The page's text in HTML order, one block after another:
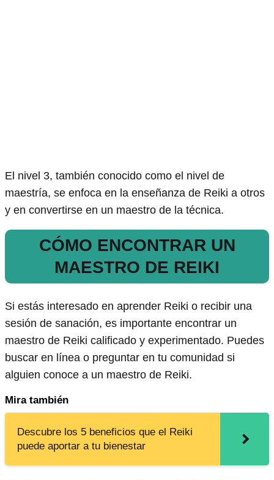
El nivel 3, también conocido como el nivel de
maestría, se enfoca en la enseñanza de Reiki a otros
y en convertirse en un maestro de la técnica.
CÓMO ENCONTRAR UN
MAESTRO DE REIKI
Si estás interesado en aprender Reiki o recibir una
sesión de sanación, es importante encontrar un
maestro de Reiki calificado y experimentado. Puedes
buscar en línea o preguntar en tu comunidad si
alguien conoce a un maestro de Reiki.
Mira también
Descubre los 5 beneficios que el Reiki
puede aportar a tu bienestar